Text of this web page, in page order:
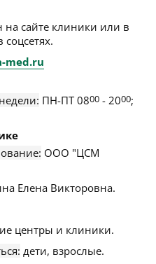
на сайте клиники или в
med.ru
ПН-ПТ 0800 - 2000;
ООО "ЦСМ
Елена Викторовна.
центры и клиники.
дети, взрослые.